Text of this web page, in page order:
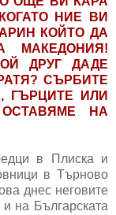
НИЕ ВИ
КОЙТО ДА
МАКЕДОНИЯ!
ДРУГ ДАДЕ
СЪРБИТЕ
ГЪРЦИТЕ ИЛИ
НА
в Плиска и
в Търново
днес неговите
на Българската